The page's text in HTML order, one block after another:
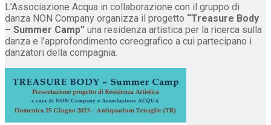
L’Associazione Acqua in collaborazione con il gruppo di
danza NON Company organizza il progetto “Treasure Body
– Summer Camp” una residenza artistica per la ricerca sulla
danza e l’approfondimento coreografico a cui partecipano i
danzatori della compagnia.